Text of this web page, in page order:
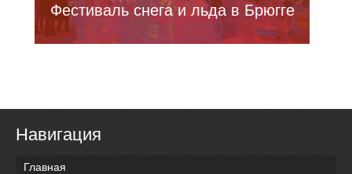
Фестиваль снега и льда в Брюгге
Навигация
Главная